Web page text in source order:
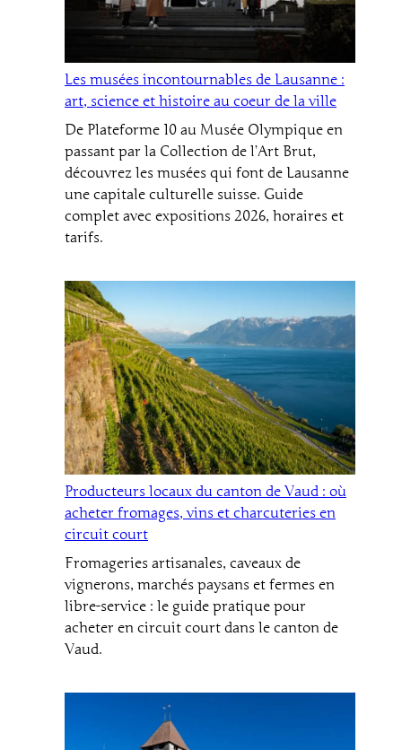
Les musées incontournables de Lausanne :
art, science et histoire au coeur de la ville
De Plateforme 10 au Musée Olympique en
passant par la Collection de l’Art Brut,
découvrez les musées qui font de Lausanne
une capitale culturelle suisse. Guide
complet avec expositions 2026, horaires et
tarifs.
Producteurs locaux du canton de Vaud : où
acheter fromages, vins et charcuteries en
circuit court
Fromageries artisanales, caveaux de
vignerons, marchés paysans et fermes en
libre-service : le guide pratique pour
acheter en circuit court dans le canton de
Vaud.